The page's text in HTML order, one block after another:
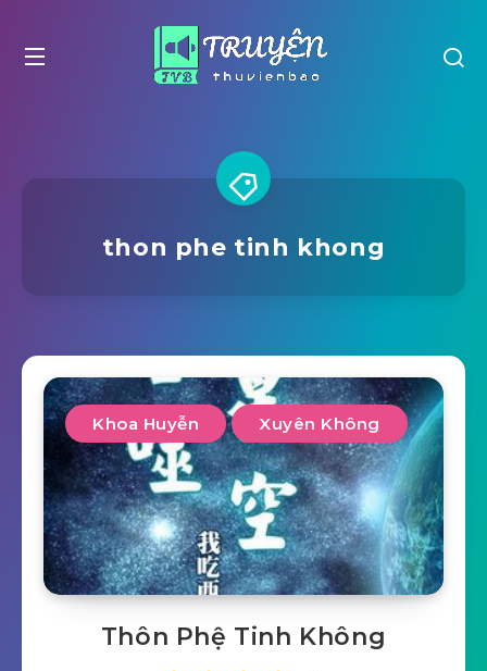
thon phe tinh khong
Khoa Huyễn Xuyên Không
Thôn Phệ Tinh Không